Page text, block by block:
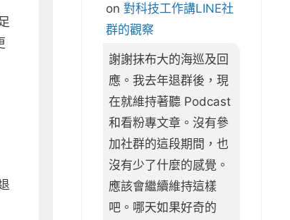
on 對科技工作講LINE社
群的觀察
謝謝抹布大的海巡及回
應。我去年退群後，現
在就維持著聽 Podcast
和看粉專文章。沒有參
加社群的這段期間，也
沒有少了什麼的感覺。
應該會繼續維持這樣
吧。哪天如果好奇的